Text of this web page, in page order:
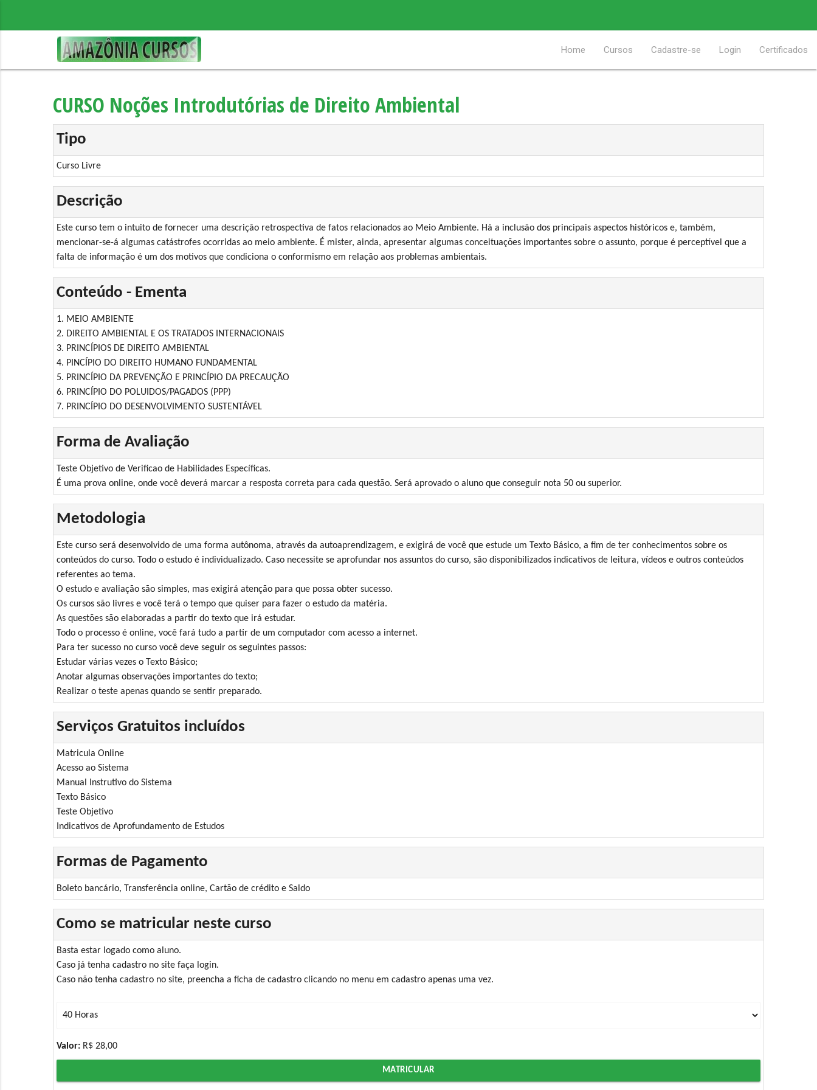
Home Cursos Cadastre-se Login Certificados
CURSO Noções Introdutórias de Direito Ambiental
Tipo
Curso Livre
Descrição
Este curso tem o intuito de fornecer uma descrição retrospectiva de fatos relacionados ao Meio Ambiente. Há a inclusão dos principais aspectos históricos e, também,
mencionar-se-á algumas catástrofes ocorridas ao meio ambiente. É mister, ainda, apresentar algumas conceituações importantes sobre o assunto, porque é perceptível que a
falta de informação é um dos motivos que condiciona o conformismo em relação aos problemas ambientais.
Conteúdo - Ementa
1. MEIO AMBIENTE
2. DIREITO AMBIENTAL E OS TRATADOS INTERNACIONAIS
3. PRINCÍPIOS DE DIREITO AMBIENTAL
4. PINCÍPIO DO DIREITO HUMANO FUNDAMENTAL
5. PRINCÍPIO DA PREVENÇÃO E PRINCÍPIO DA PRECAUÇÃO
6. PRINCÍPIO DO POLUIDOS/PAGADOS (PPP)
7. PRINCÍPIO DO DESENVOLVIMENTO SUSTENTÁVEL
Forma de Avaliação
Teste Objetivo de Verificao de Habilidades Específicas.
É uma prova online, onde você deverá marcar a resposta correta para cada questão. Será aprovado o aluno que conseguir nota 50 ou superior.
Metodologia
Este curso será desenvolvido de uma forma autônoma, através da autoaprendizagem, e exigirá de você que estude um Texto Básico, a fim de ter conhecimentos sobre os
conteúdos do curso. Todo o estudo é individualizado. Caso necessite se aprofundar nos assuntos do curso, são disponibilizados indicativos de leitura, vídeos e outros conteúdos
referentes ao tema.
O estudo e avaliação são simples, mas exigirá atenção para que possa obter sucesso.
Os cursos são livres e você terá o tempo que quiser para fazer o estudo da matéria.
As questões são elaboradas a partir do texto que irá estudar.
Todo o processo é online, você fará tudo a partir de um computador com acesso a internet.
Para ter sucesso no curso você deve seguir os seguintes passos:
Estudar várias vezes o Texto Básico;
Anotar algumas observações importantes do texto;
Realizar o teste apenas quando se sentir preparado.
Serviços Gratuitos incluídos
Matricula Online
Acesso ao Sistema
Manual Instrutivo do Sistema
Texto Básico
Teste Objetivo
Indicativos de Aprofundamento de Estudos
Formas de Pagamento
Boleto bancário, Transferência online, Cartão de crédito e Saldo
Como se matricular neste curso
Basta estar logado como aluno.
Caso já tenha cadastro no site faça login.
Caso não tenha cadastro no site, preencha a ficha de cadastro clicando no menu em cadastro apenas uma vez.
Valor: R$ 28,00
MATRICULAR